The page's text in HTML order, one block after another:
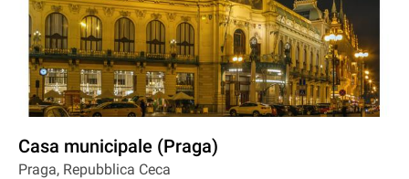
Casa municipale (Praga)
Praga, Repubblica Ceca